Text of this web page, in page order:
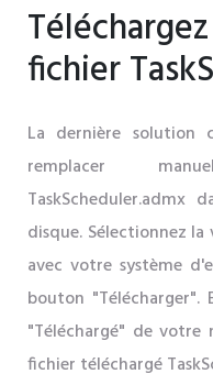
fichier
La dernière solution
remplacer
TaskScheduler.admx
disque. Sélectionnez
avec votre système
bouton "Télécharger".
"Téléchargé" de
fichier téléchargé